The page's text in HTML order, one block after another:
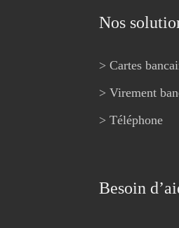
Nos
> Cartes
> Virement
> Téléphone
Besoin